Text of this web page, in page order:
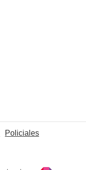
Policiales